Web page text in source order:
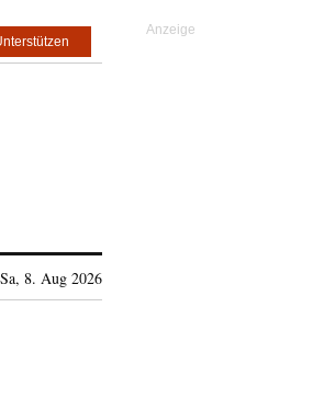
Sa, 8. Aug 2026